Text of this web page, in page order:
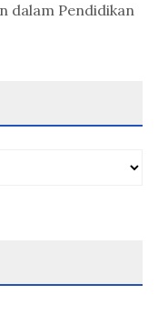
dalam Pendidikan